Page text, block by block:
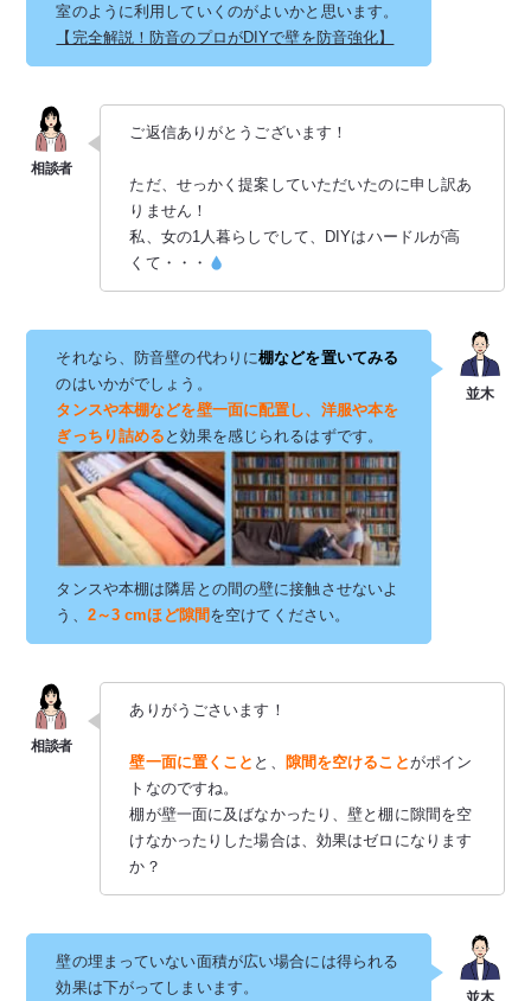
室のように利用していくのがよいかと思います。
【完全解説！防音のプロがDIYで壁を防音強化】
ご返信ありがとうございます！
ただ、せっかく提案していただいたのに申し訳あ
りません！
私、女の1人暮らしでして、DIYはハードルが高
くて・・・
それなら、防音壁の代わりに棚などを置いてみる
のはいかがでしょう。
タンスや本棚などを壁一面に配置し、洋服や本を
ぎっちり詰める と効果を感じられるはずです。
タンスや本棚は隣居との間の壁に接触させないよ
う、 2～3 cmほど隙間 を空けてください。
ありがうごさいます！
壁一面に置くこと と、 隙間を空けることがポイン
トなのですね。
棚が壁一面に及ばなかったり、壁と棚に隙間を空
けなかったりした場合は、効果はゼロになります
か？
壁の埋まっていない面積が広い場合には得られる
効果は下がってしまいます。